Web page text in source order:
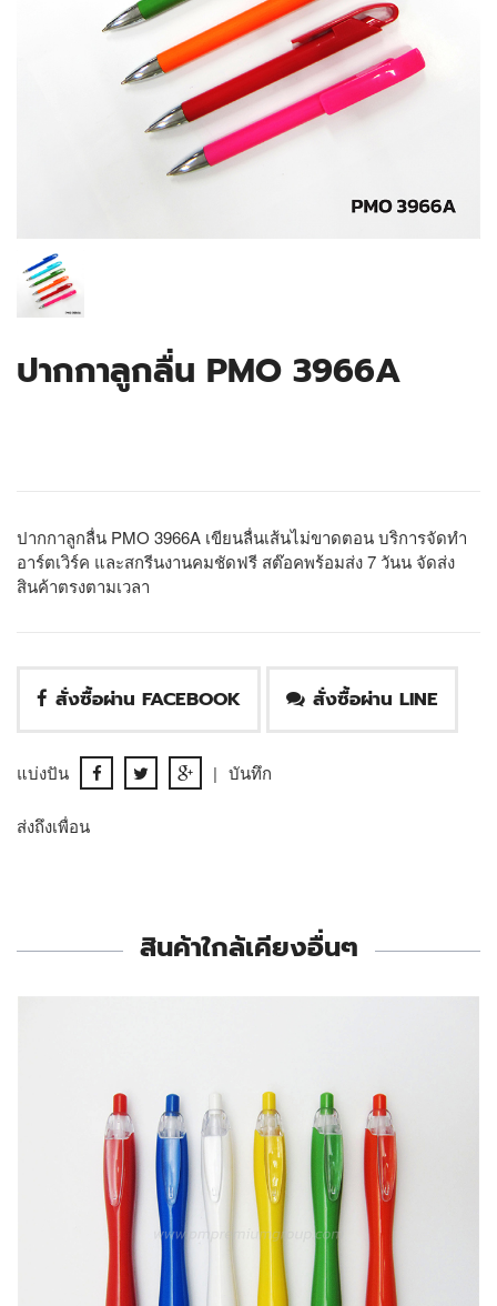
ปากกาลูกลื่น PMO 3966A
ปากกาลูกลื่น PMO 3966A เขียนลื่นเส้นไม่ขาดตอน บริการจัดทำ
อาร์ตเวิร์ค และสกรีนงานคมชัดฟรี สต๊อคพร้อมส่ง 7 วันน จัดส่ง
สินค้าตรงตามเวลา
สั่งซื้อผ่าน FACEBOOK สั่งซื้อผ่าน LINE
แบ่งปัน | บันทึก
ส่งถึงเพื่อน
สินค้าใกล้เคียงอื่นๆ